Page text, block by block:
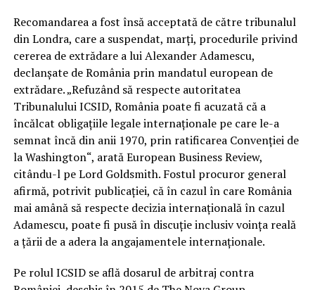
Recomandarea a fost însă acceptată de către tribunalul
din Londra, care a suspendat, marţi, procedurile privind
cererea de extrădare a lui Alexander Adamescu,
declanşate de România prin mandatul european de
extrădare. „Refuzând să respecte autoritatea
Tribunalului ICSID, România poate fi acuzată că a
încălcat obligaţiile legale internaţionale pe care le-a
semnat încă din anii 1970, prin ratificarea Convenţiei de
la Washington“, arată European Business Review,
citându-l pe Lord Goldsmith. Fostul procuror general
afirmă, potrivit publicaţiei, că în cazul în care România
mai amână să respecte decizia internaţională în cazul
Adamescu, poate fi pusă în discuţie inclusiv voinţa reală
a ţării de a adera la angajamentele internaţionale.
Pe rolul ICSID se află dosarul de arbitraj contra